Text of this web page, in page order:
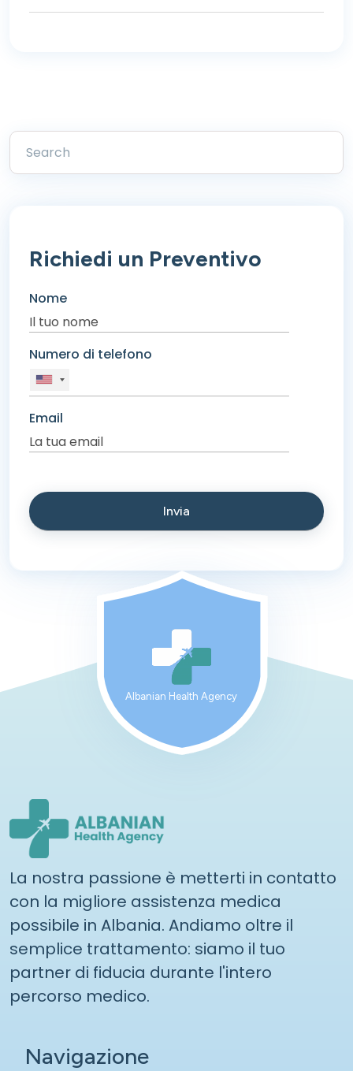
Richiedi un Preventivo
Nome
Numero di telefono
Email
Albanian Health Agency
La nostra passione è metterti in contatto
con la migliore assistenza medica
possibile in Albania. Andiamo oltre il
semplice trattamento: siamo il tuo
partner di fiducia durante l'intero
percorso medico.
Navigazione